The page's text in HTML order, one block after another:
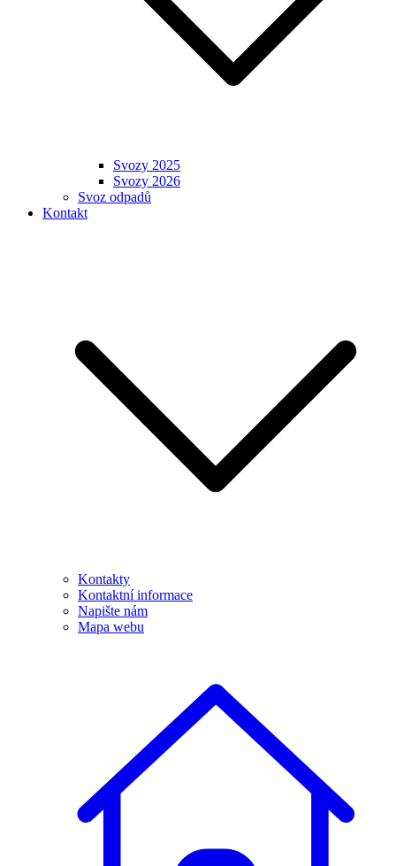
Svozy 2025
Svozy 2026
Svoz odpadů
Kontakt
Kontakty
Kontaktní informace
Napište nám
Mapa webu